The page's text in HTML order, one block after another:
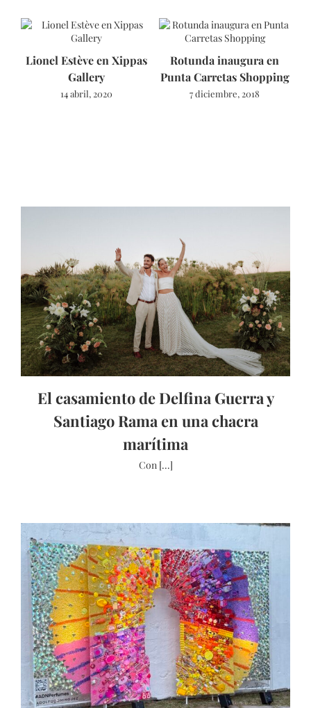
Lionel Estève en Xippas
Gallery
14 abril, 2020
Rotunda inaugura en
Punta Carretas Shopping
7 diciembre, 2018
El casamiento de Delfina Guerra y
Santiago Rama en una chacra
marítima
Con [...]